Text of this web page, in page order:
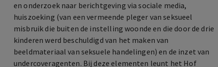
en onderzoek naar berichtgeving via sociale media,
huiszoeking (van een vermeende pleger van seksueel
misbruik die buiten de instelling woonde en die door de drie
kinderen werd beschuldigd van het maken van
beeldmateriaal van seksuele handelingen) en de inzet van
undercoveragenten. Bij deze elementen leunt het Hof